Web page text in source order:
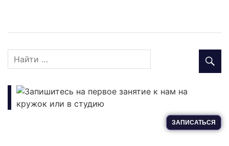
Запишитесь на первое занятие к нам на
кружок или в студию
ЗАПИСАТЬСЯ